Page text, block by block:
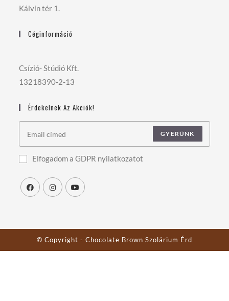
Kálvin tér 1.
Céginformáció
Csízió- Stúdió Kft.
13218390-2-13
Érdekelnek Az Akciók!
GYERÜNK
Elfogadom a GDPR nyilatkozatot
© Copyright - Chocolate Brown Szolárium Érd